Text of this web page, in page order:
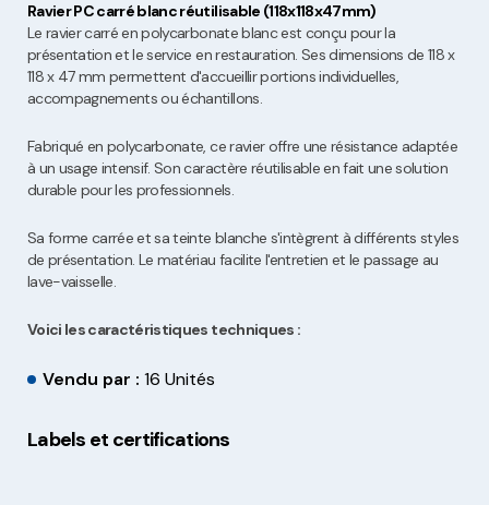
Ravier PC carré blanc réutilisable (118x118x47mm)
Le ravier carré en polycarbonate blanc est conçu pour la
présentation et le service en restauration. Ses dimensions de 118 x
118 x 47 mm permettent d'accueillir portions individuelles,
accompagnements ou échantillons.
Fabriqué en polycarbonate, ce ravier offre une résistance adaptée
à un usage intensif. Son caractère réutilisable en fait une solution
durable pour les professionnels.
Sa forme carrée et sa teinte blanche s'intègrent à différents styles
de présentation. Le matériau facilite l'entretien et le passage au
lave-vaisselle.
Voici les caractéristiques techniques :
Vendu par : 16 Unités
Labels et certifications